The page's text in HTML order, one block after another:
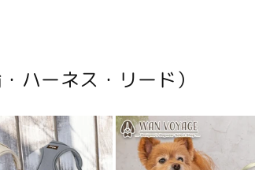
ハーネス・リード）